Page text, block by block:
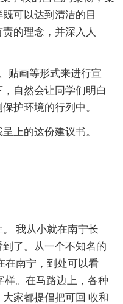
可以达到清洁的目
的理念，并深入人
贴画等形式来进行宣
自然会让同学们明白
护环境的行列中。
上的这份建议书。
我从小就在南宁长
了。从一个不知名的
在南宁，到处可以看
样。在马路边上，各种
家都提倡把可回 收和